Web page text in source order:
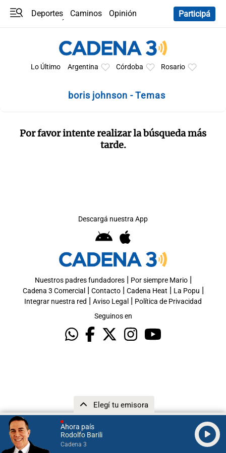
Ahora país
Rodolfo Barili
Cadena 3
Elegí tu emisora
Deportes Caminos
Opinión
Participá
Lo Último Argentina Córdoba Rosario
boris johnson - Temas
Por favor intente realizar la búsqueda más
tarde.
Descargá nuestra App
Nuestros padres fundadores| Por siempre Mario|
Cadena 3 Comercial | Contacto| Cadena Heat | La Popu |
Integrar nuestra red | Aviso Legal | Política de Privacidad
Seguinos en